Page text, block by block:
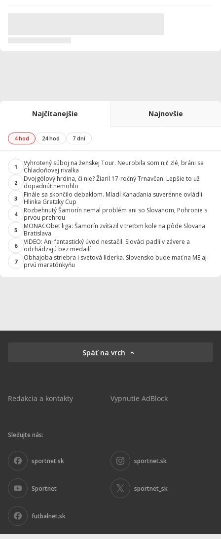
Najčítanejšie Najnovšie
4 hod 24 hod 7 dní
1
Vyhrotený súboj na ženskej Tour. Neurobila som nič zlé, bráni sa
Chladoňovej rivalka
2
Dvojgólový hrdina, či nie? Žiaril 17-ročný Trnavčan: Lepšie to už
dopadnúť nemohlo
3
Finále sa skončilo debaklom. Mladí Kanaďania suverénne ovládli
Hlinka Gretzky Cup
4
Rozbehnutý Šamorín nemal problém ani so Slovanom, Pohronie s
prvou prehrou
5
MONACObet liga: Šamorín zvíťazil v treťom kole na pôde Slovana
Bratislava
6
VIDEO: Ani fantastický úvod nestačil. Slováci padli v závere a
odchádzajú bez medailí
7
Obhajoba striebra i svetová líderka. Slovensko bude mať na ME aj
prvú maratónkyňu
Späť na vrch
Redakcia a kontakty Vypnutie AdBlock
Sledujte nás:
sportnet.sk sportnet.sk
Sportnet sportnet_sk
futbalnet.sk